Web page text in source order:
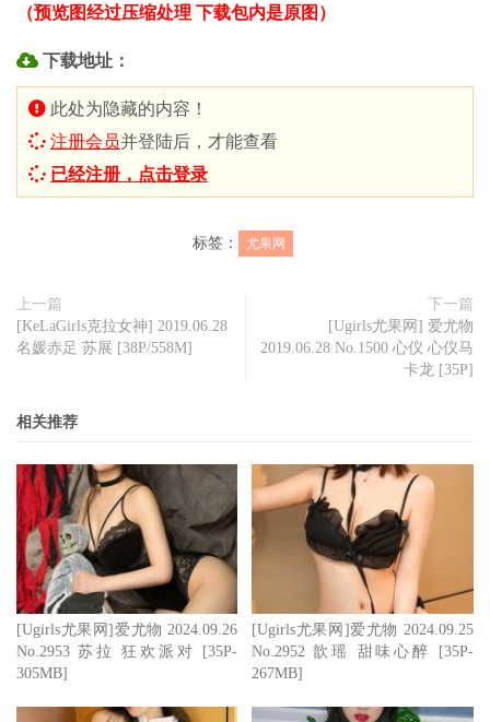
（预览图经过压缩处理 下载包内是原图）
下载地址：
此处为隐藏的内容！
注册会员并登陆后，才能查看
已经注册，点击登录
标签： 尤果网
上一篇
[KeLaGirls克拉女神] 2019.06.28
名媛赤足 苏展 [38P/558M]
下一篇
[Ugirls尤果网] 爱尤物
2019.06.28 No.1500 心仪 心仪马
卡龙 [35P]
相关推荐
[Ugirls尤果网]爱尤物 2024.09.26
No.2953 苏拉 狂欢派对 [35P-
305MB]
[Ugirls尤果网]爱尤物 2024.09.25
No.2952 歆瑶 甜味心醉 [35P-
267MB]